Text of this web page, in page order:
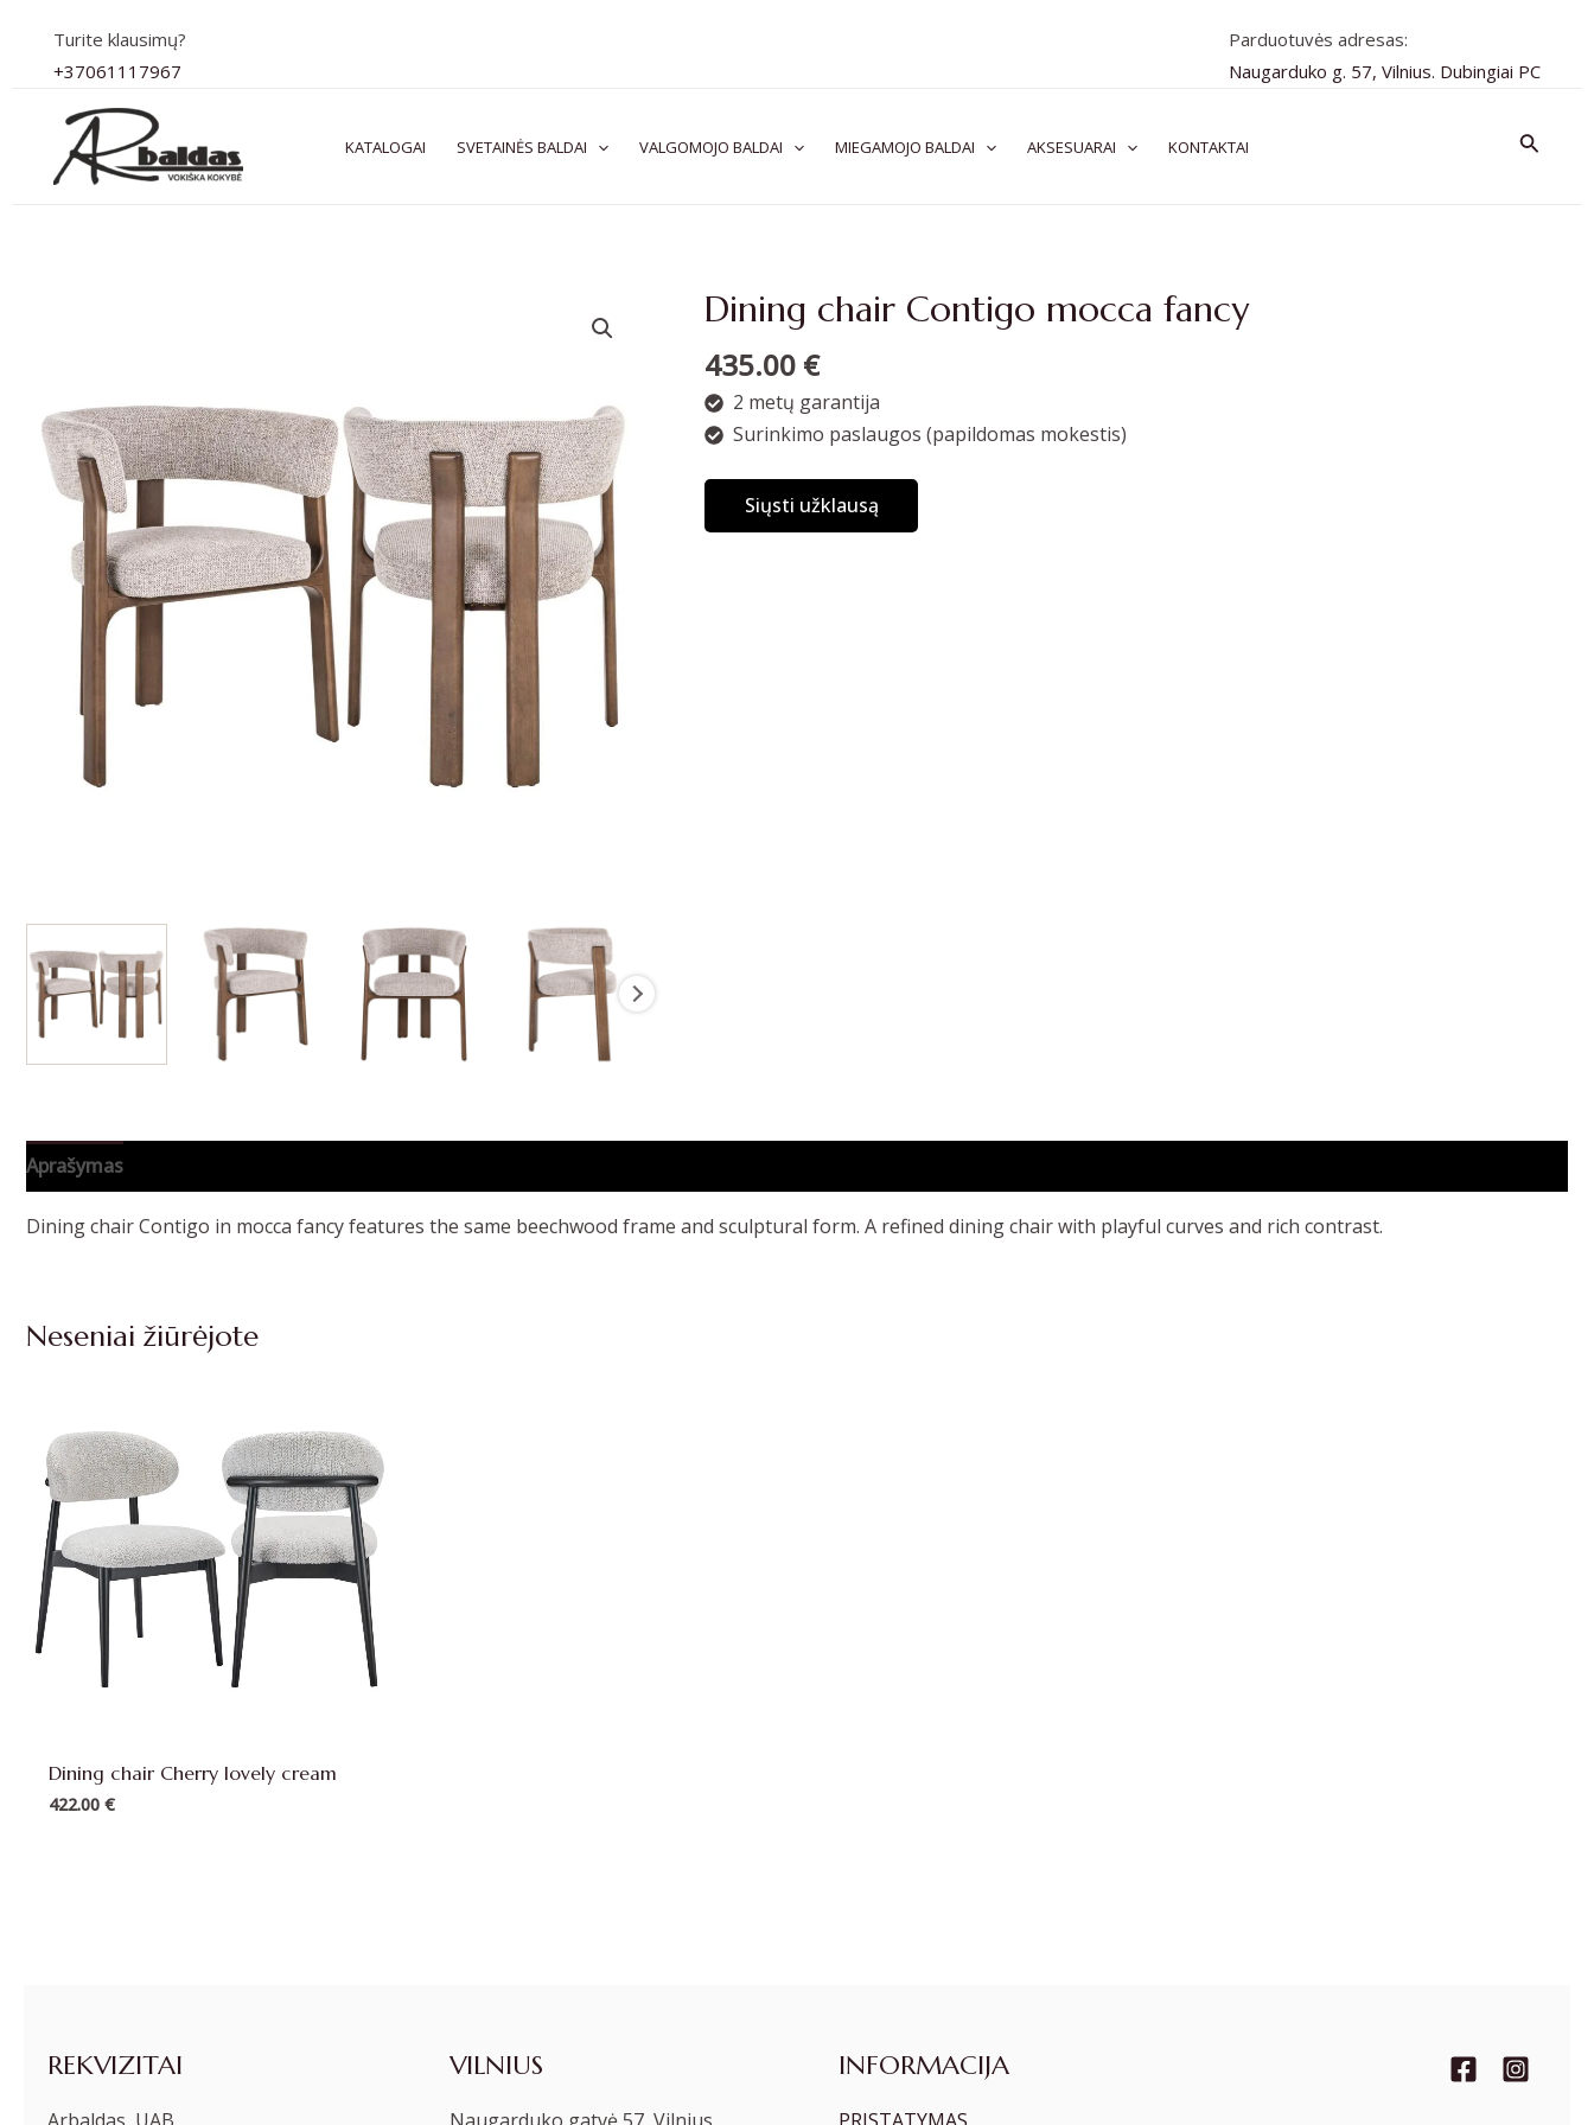
turinio
Turite klausimų?
+37061117967
Parduotuvės adresas:
Naugarduko g. 57, Vilnius. Dubingiai PC
KATALOGAI SVETAINĖS BALDAI VALGOMOJO BALDAI MIEGAMOJO BALDAI AKSESUARAI KONTAKTAI Paieška
Dining chair Contigo mocca fancy
435.00 €
2 metų garantija
Surinkimo paslaugos (papildomas mokestis)
Siųsti užklausą
Aprašymas
Dining chair Contigo in mocca fancy features the same beechwood frame and sculptural form. A refined dining chair with playful curves and rich contrast.
Neseniai žiūrėjote
Dining chair Cherry lovely cream
422.00€
REKVIZITAI VILNIUS INFORMACIJA